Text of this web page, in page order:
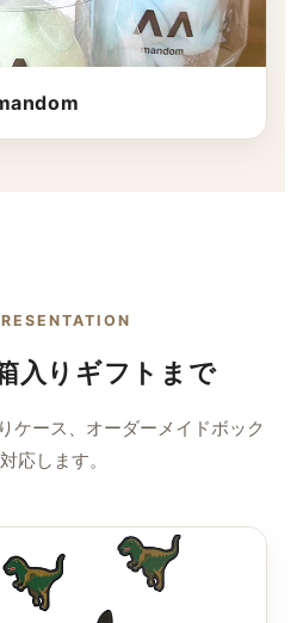
入りギフトまで
ケース、オーダーメイドボック
応します。